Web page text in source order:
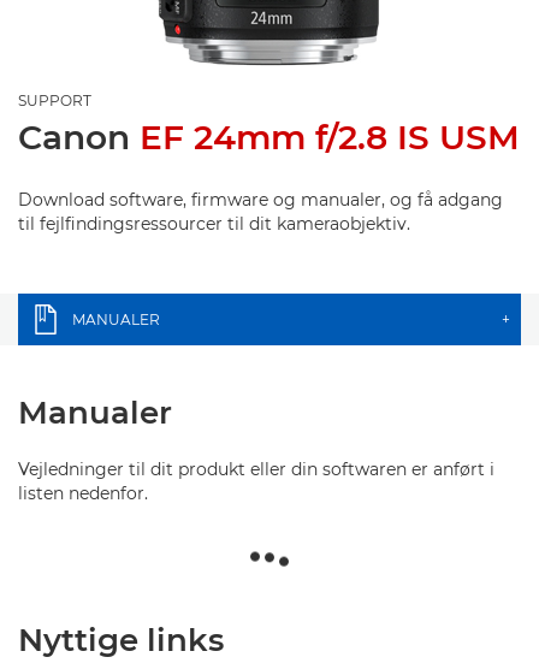
SUPPORT
Canon EF 24mm f/2.8 IS USM
Download software, firmware og manualer, og få adgang
til fejlfindingsressourcer til dit kameraobjektiv.
MANUALER +
Manualer
Vejledninger til dit produkt eller din softwaren er anført i
listen nedenfor.
Nyttige links